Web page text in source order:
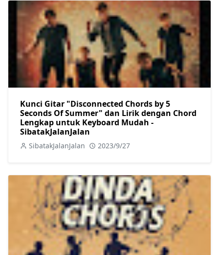
Kunci Gitar "Disconnected Chords by 5
Seconds Of Summer" dan Lirik dengan Chord
Lengkap untuk Keyboard Mudah -
SibatakJalanJalan
SibatakJalanJalan 2023/9/27